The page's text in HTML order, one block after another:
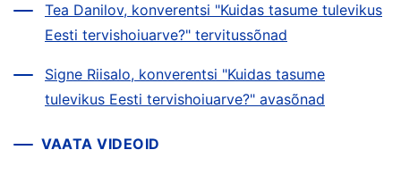
Tea Danilov, konverentsi "Kuidas tasume tulevikus
Eesti tervishoiuarve?" tervitussõnad
Signe Riisalo, konverentsi "Kuidas tasume
tulevikus Eesti tervishoiuarve?" avasõnad
VAATA VIDEOID